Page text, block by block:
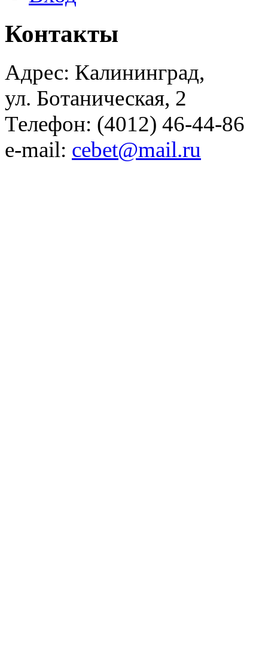
Контакты
Адрес: Калининград,
ул. Ботаническая, 2
Телефон: (4012) 46-44-86
e-mail: cebet@mail.ru